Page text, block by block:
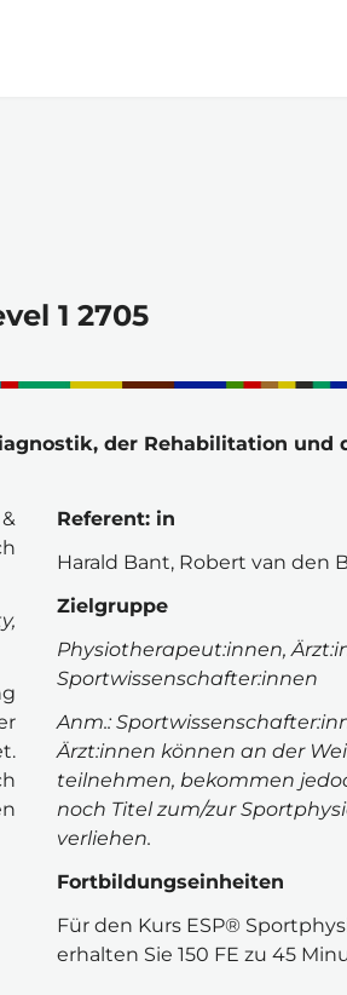
1 2705
der Rehabilitation und
Referent: in
Harald Bant, Robert van den
Zielgruppe
Physiotherapeut:innen,
Sportwissenschafter:innen
Anm.:
Ärzt:innen können an der
teilnehmen, bekommen
noch Titel zum/zur
verliehen.
Fortbildungseinheiten
Für den Kurs ESP®
erhalten Sie 150 FE zu 45